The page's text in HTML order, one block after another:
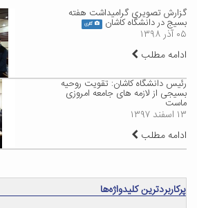
گزارش تصویری گرامیداشت هفته
بسیج در دانشگاه کاشان گالری
۰۵ آذر ۱۳۹۸
ادامه مطلب
رئیس دانشگاه کاشان: تقویت روحیه
بسیجی از لازمه های جامعه امروزی
ماست
۱۳ اسفند ۱۳۹۷
ادامه مطلب
پرکاربردترین کلیدواژه‌ها